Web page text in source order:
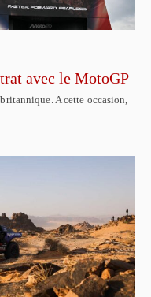
avec le MotoGP
A cette occasion,